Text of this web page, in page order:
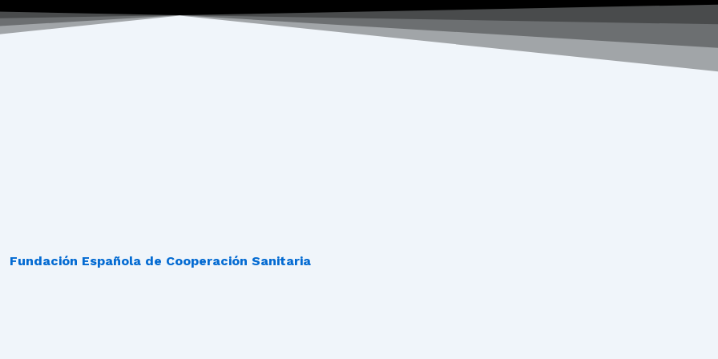
Fundación Española de Cooperación Sanitaria